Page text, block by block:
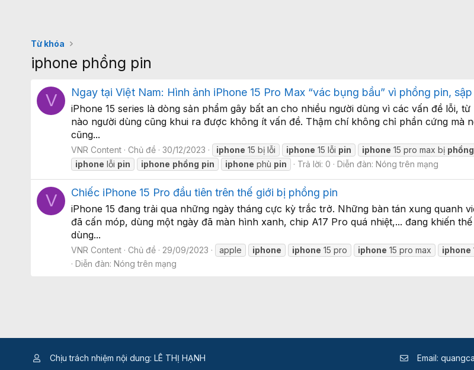
Từ khóa
iphone phồng pin
V Ngay tại Việt Nam: Hình ảnh iPhone 15 Pro Max “vác bụng bầu” vì phồng pin,
iPhone 15 series là dòng sản phẩm gây bất an cho nhiều người dùng vì các vấn đề lỗi,
nào người dùng cũng khui ra được không ít vấn đề. Thậm chí không chỉ phần cứng mà
cũng...
VNR Content Chủ đề 30/12/2023 iphone 15 bị lỗi iphone 15 lỗi pin iphone 15 pro max bị phồng
iphone lỗi pin iphone phồng pin iphone phù pin Trả lời: 0 Diễn đàn: Nóng trên mạng
V Chiếc iPhone 15 Pro đầu tiên trên thế giới bị phồng pin
iPhone 15 đang trải qua những ngày tháng cực kỳ trắc trở. Những bàn tán xung quanh
đã cấn móp, dùng một ngày đã màn hình xanh, chip A17 Pro quá nhiệt,... đang khiến
dùng...
VNR Content Chủ đề 29/09/2023 apple iphone iphone 15 pro iphone 15 pro max iphone
Diễn đàn: Nóng trên mạng
Chịu trách nhiệm nội dung: LÊ THỊ HẠNH Email: